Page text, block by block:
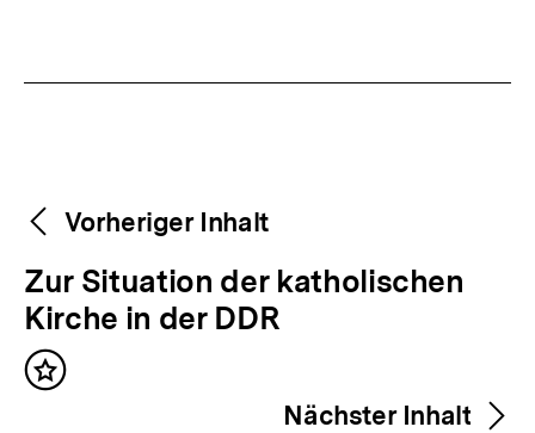
Weitere
Inhalte
Content-
Navigation
Vorheriger Inhalt
V
o
r
h
Zur Situation der katholischen
Kirche in der DDR
Inhalt
Nächster Inhalt